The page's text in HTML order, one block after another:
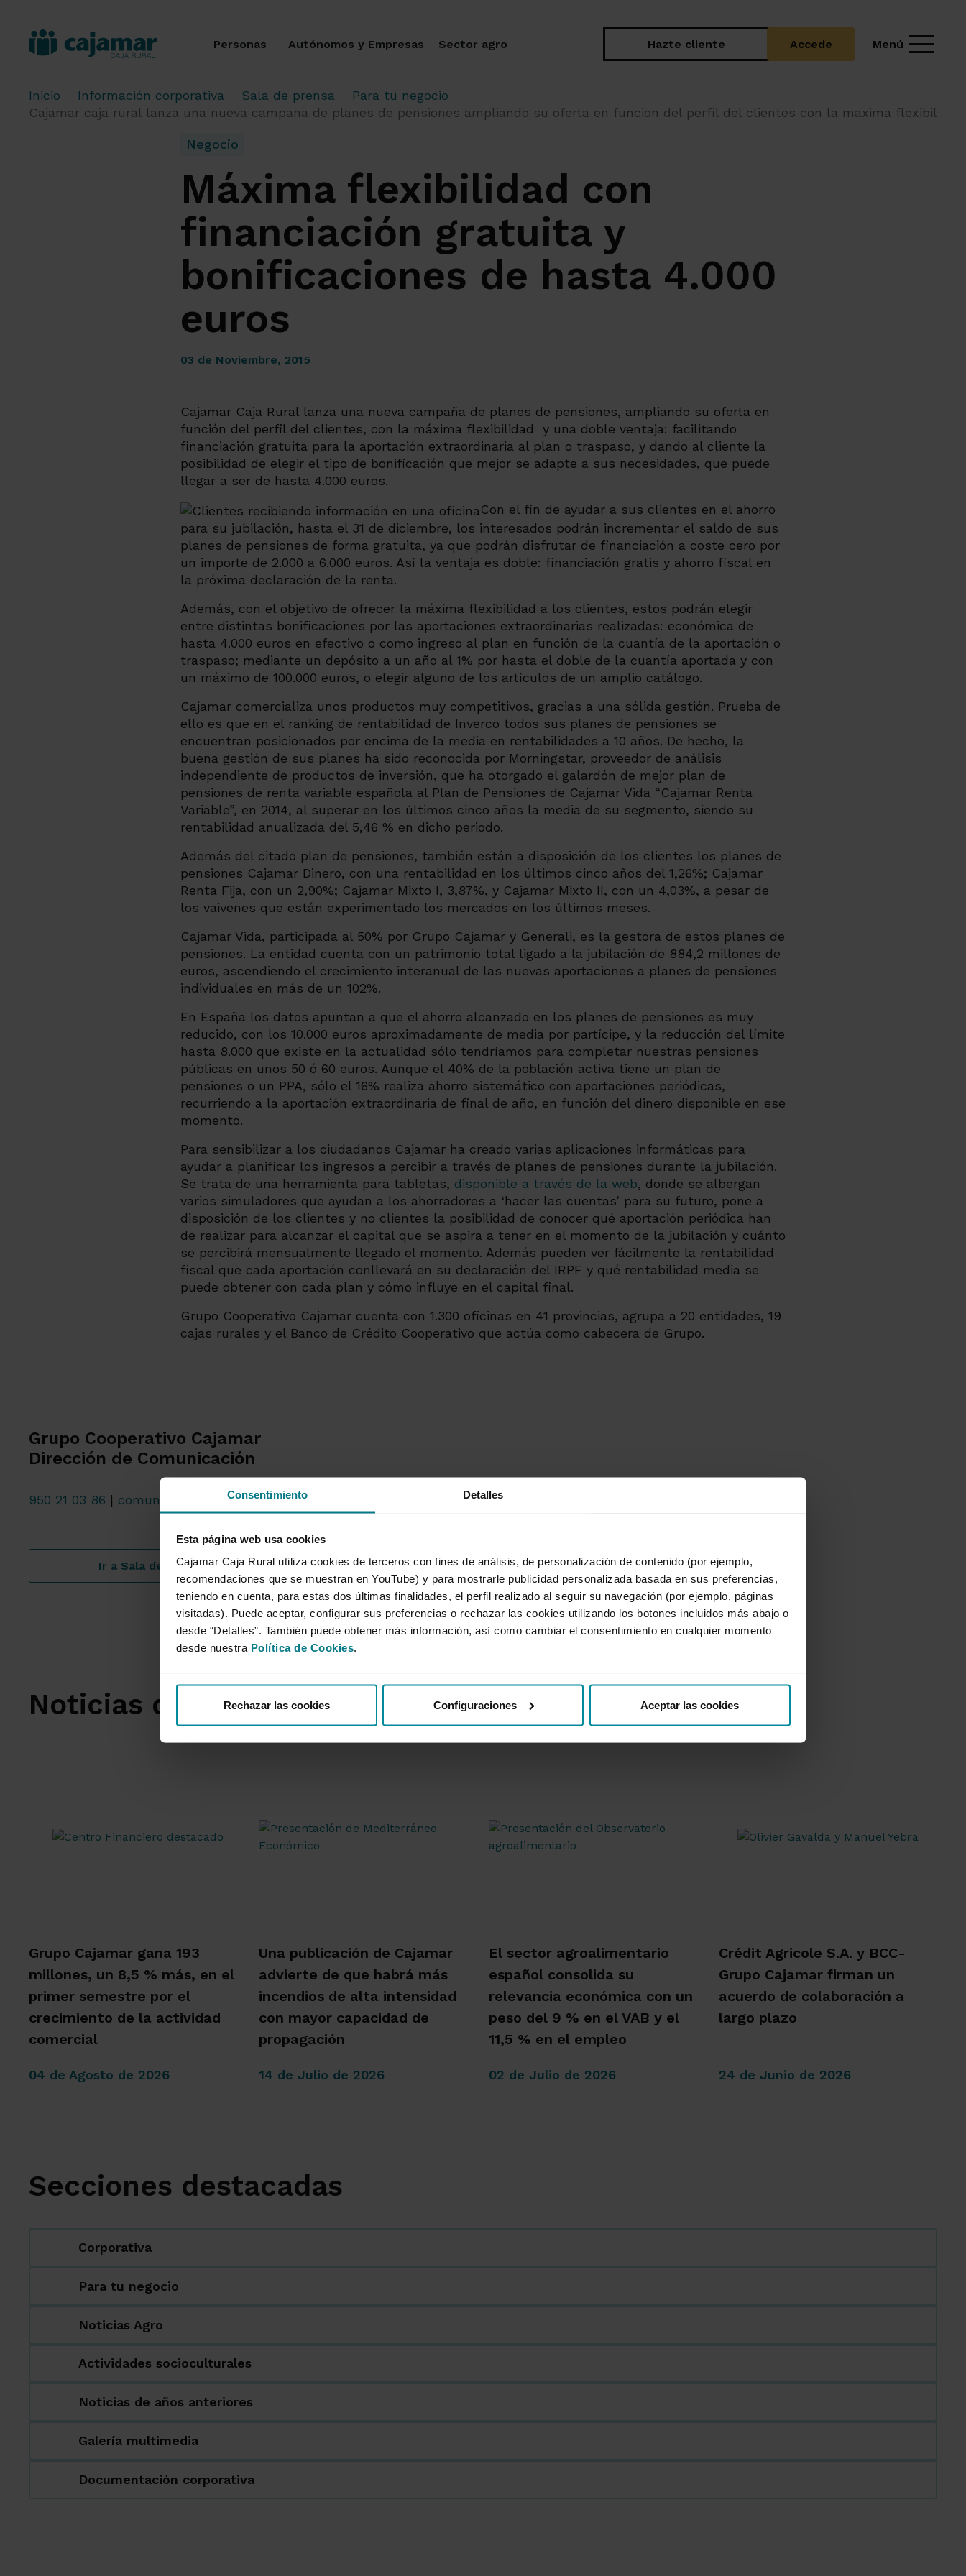
Consentimiento Detalles
Esta página web usa cookies
Cajamar Caja Rural utiliza cookies de terceros con fines de análisis, de personalización de contenido (por ejemplo,
recomendaciones que se muestran en YouTube) y para mostrarle publicidad personalizada basada en sus preferencias,
teniendo en cuenta, para estas dos últimas finalidades, el perfil realizado al seguir su navegación (por ejemplo, páginas
visitadas). Puede aceptar, configurar sus preferencias o rechazar las cookies utilizando los botones incluidos más abajo o
desde “Detalles”. También puede obtener más información, así como cambiar el consentimiento en cualquier momento
desde nuestra Política de Cookies.
Rechazar las cookies Configuraciones Aceptar las cookies
Personas Autónomos y Empresas Sector agro Hazte cliente Accede Menú
Inicio Información corporativa Sala de prensa
Para tu negocio
Cajamar caja rural lanza una nueva campana de planes de pensiones ampliando su oferta en funcion del perfil del clientes con la maxima
Negocio
Máxima flexibilidad con
financiación gratuita y
bonificaciones de hasta 4.000
euros
03 de Noviembre, 2015
Cajamar Caja Rural lanza una nueva campaña de planes de pensiones, ampliando su oferta en
función del perfil del clientes, con la máxima flexibilidad y una doble ventaja: facilitando
financiación gratuita para la aportación extraordinaria al plan o traspaso, y dando al cliente la
posibilidad de elegir el tipo de bonificación que mejor se adapte a sus necesidades, que puede
llegar a ser de hasta 4.000 euros.
Con el fin de ayudar a sus clientes en el ahorro
para su jubilación, hasta el 31 de diciembre, los interesados podrán incrementar el saldo de sus
planes de pensiones de forma gratuita, ya que podrán disfrutar de financiación a coste cero por
un importe de 2.000 a 6.000 euros. Así la ventaja es doble: financiación gratis y ahorro fiscal en
la próxima declaración de la renta.
Además, con el objetivo de ofrecer la máxima flexibilidad a los clientes, estos podrán elegir
entre distintas bonificaciones por las aportaciones extraordinarias realizadas: económica de
hasta 4.000 euros en efectivo o como ingreso al plan en función de la cuantía de la aportación o
traspaso; mediante un depósito a un año al 1% por hasta el doble de la cuantía aportada y con
un máximo de 100.000 euros, o elegir alguno de los artículos de un amplio catálogo.
Cajamar comercializa unos productos muy competitivos, gracias a una sólida gestión. Prueba de
ello es que en el ranking de rentabilidad de Inverco todos sus planes de pensiones se
encuentran posicionados por encima de la media en rentabilidades a 10 años. De hecho, la
buena gestión de sus planes ha sido reconocida por Morningstar, proveedor de análisis
independiente de productos de inversión, que ha otorgado el galardón de mejor plan de
pensiones de renta variable española al Plan de Pensiones de Cajamar Vida “Cajamar Renta
Variable”, en 2014, al superar en los últimos cinco años la media de su segmento, siendo su
rentabilidad anualizada del 5,46 % en dicho periodo.
Además del citado plan de pensiones, también están a disposición de los clientes los planes de
pensiones Cajamar Dinero, con una rentabilidad en los últimos cinco años del 1,26%; Cajamar
Renta Fija, con un 2,90%; Cajamar Mixto I, 3,87%, y Cajamar Mixto II, con un 4,03%, a pesar de
los vaivenes que están experimentado los mercados en los últimos meses.
Cajamar Vida, participada al 50% por Grupo Cajamar y Generali, es la gestora de estos planes de
pensiones. La entidad cuenta con un patrimonio total ligado a la jubilación de 884,2 millones de
euros, ascendiendo el crecimiento interanual de las nuevas aportaciones a planes de pensiones
individuales en más de un 102%.
En España los datos apuntan a que el ahorro alcanzado en los planes de pensiones es muy
reducido, con los 10.000 euros aproximadamente de media por partícipe, y la reducción del límite
hasta 8.000 que existe en la actualidad sólo tendríamos para completar nuestras pensiones
públicas en unos 50 ó 60 euros. Aunque el 40% de la población activa tiene un plan de
pensiones o un PPA, sólo el 16% realiza ahorro sistemático con aportaciones periódicas,
recurriendo a la aportación extraordinaria de final de año, en función del dinero disponible en ese
momento.
Para sensibilizar a los ciudadanos Cajamar ha creado varias aplicaciones informáticas para
ayudar a planificar los ingresos a percibir a través de planes de pensiones durante la jubilación.
Se trata de una herramienta para tabletas, disponible a través de la web, donde se albergan
varios simuladores que ayudan a los ahorradores a ‘hacer las cuentas’ para su futuro, pone a
disposición de los clientes y no clientes la posibilidad de conocer qué aportación periódica han
de realizar para alcanzar el capital que se aspira a tener en el momento de la jubilación y cuánto
se percibirá mensualmente llegado el momento. Además pueden ver fácilmente la rentabilidad
fiscal que cada aportación conllevará en su declaración del IRPF y qué rentabilidad media se
puede obtener con cada plan y cómo influye en el capital final.
Grupo Cooperativo Cajamar cuenta con 1.300 oficinas en 41 provincias, agrupa a 20 entidades, 19
cajas rurales y el Banco de Crédito Cooperativo que actúa como cabecera de Grupo.
Grupo Cooperativo Cajamar
Dirección de Comunicación
950 21 03 86 | comunicacion@grupocooperativocajamar.com @PrensaCajamar
Ir a Sala de prensa
Noticias destacadas
Grupo Cajamar gana 193
millones, un 8,5 % más, en el
primer semestre por el
crecimiento de la actividad
comercial
04 de Agosto de 2026
Una publicación de Cajamar
advierte de que habrá más
incendios de alta intensidad
con mayor capacidad de
propagación
14 de Julio de 2026
El sector agroalimentario
español consolida su
relevancia económica con un
peso del 9 % en el VAB y el
11,5 % en el empleo
02 de Julio de 2026
Crédit Agricole S.A. y BCC-
Grupo Cajamar firman un
acuerdo de colaboración a
largo plazo
24 de Junio de 2026
Secciones destacadas
Corporativa
Para tu negocio
Noticias Agro
Actividades socioculturales
Noticias de años anteriores
Galería multimedia
Documentación corporativa